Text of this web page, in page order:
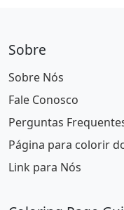
Sobre
Sobre Nós
Fale Conosco
Perguntas
Página para colorir
Link para Nós